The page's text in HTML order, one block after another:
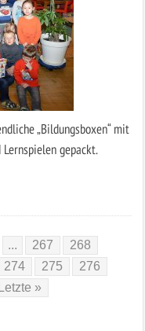
„Bildungsboxen“ mit
gepackt.
... 267
268
274 275
276
Letzte »